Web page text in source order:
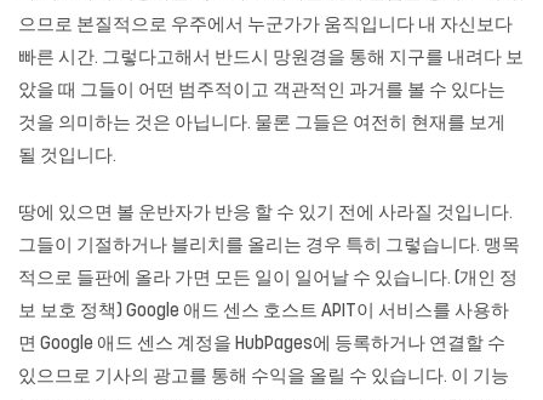
으므로 본질적으로 우주에서 누군가가 움직입니다 내 자신보다
빠른 시간. 그렇다고해서 반드시 망원경을 통해 지구를 내려다 보
았을 때 그들이 어떤 범주적이고 객관적인 과거를 볼 수 있다는
것을 의미하는 것은 아닙니다. 물론 그들은 여전히 ​​현재를 보게
될 것입니다.
땅에 있으면 볼 운반자가 반응 할 수 있기 전에 사라질 것입니다.
그들이 기절하거나 블리치를 올리는 경우 특히 그렇습니다. 맹목
적으로 들판에 올라 가면 모든 일이 일어날 수 있습니다. (개인 정
보 보호 정책) Google 애드 센스 호스트 APIT이 서비스를 사용하
면 Google 애드 센스 계정을 HubPages에 등록하거나 연결할 수
있으므로 기사의 광고를 통해 수익을 올릴 수 있습니다. 이 기능